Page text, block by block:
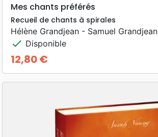
Mes chants préférés
Recueil de chants à spirales
Hélène Grandjean - Samuel Grandjean
check Disponible
Prix
12,80 €